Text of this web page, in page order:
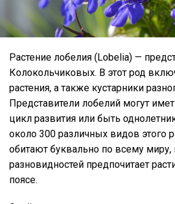
Растение лобелия (Lobelia) —
Колокольчиковых. В этот род
растения, а также кустарники
Представители лобелий могут
цикл развития или быть
около 300 различных видов этого
обитают буквально по всему миру,
разновидностей предпочитает
поясе.